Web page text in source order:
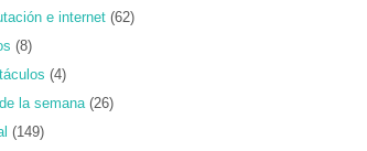
e internet (62)
(8)
(4)
la semana(26)
(149)